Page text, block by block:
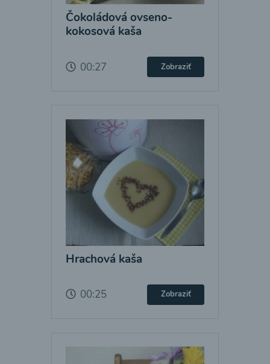
Čokoládová ovseno-
kokosová kaša
00:27 Zobraziť
Hrachová kaša
00:25 Zobraziť